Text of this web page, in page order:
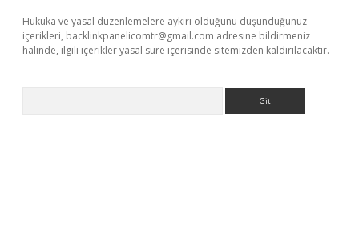
Hukuka ve yasal düzenlemelere aykırı olduğunu düşündüğünüz
içerikleri, backlinkpanelicomtr@gmail.com adresine bildirmeniz
halinde, ilgili içerikler yasal süre içerisinde sitemizden kaldırılacaktır.